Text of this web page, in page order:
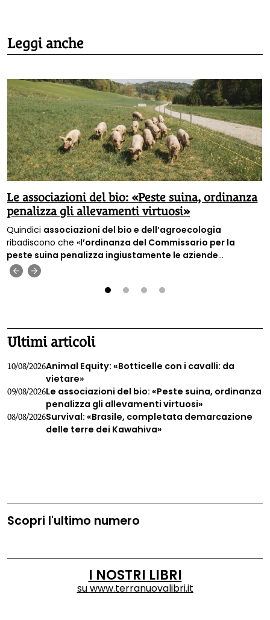
Leggi anche
Le associazioni del bio: «Peste suina, ordinanza
penalizza gli allevamenti virtuosi»
Quindici associazioni del bio e dell’agroecologia
ribadiscono che «l’ordinanza del Commissario per la
peste suina penalizza ingiustamente le aziende
estensive
rispetto delle loro esigenze e dell’ambiente.
Ultimi articoli
10/08/2026Animal Equity: «Botticelle con i cavalli: da
vietare»
09/08/2026Le associazioni del bio: «Peste suina, ordinanza
penalizza gli allevamenti virtuosi»
08/08/2026Survival: «Brasile, completata demarcazione
delle terre dei Kawahiva»
Scopri l'ultimo numero
I NOSTRI LIBRI
suwww.terranuovalibri.it